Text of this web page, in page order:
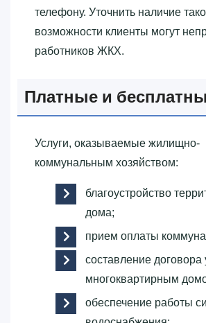
телефону. Уточнить наличие
возможности клиенты могут
работников ЖКХ.
Платные и
Услуги, оказываемые жилищно-
коммунальным хозяйством:
благоустройство
дома;
прием оплаты
составление договора
многоквартирным
обеспечение работы